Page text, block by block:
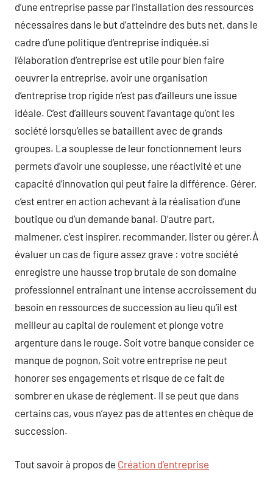
d’une entreprise passe par l’installation des ressources
nécessaires dans le but d’atteindre des buts net, dans le
cadre d’une politique d’entreprise indiquée.si
l’élaboration d’entreprise est utile pour bien faire
oeuvrer la entreprise, avoir une organisation
d’entreprise trop rigide n’est pas d’ailleurs une issue
idéale. C’est d’ailleurs souvent l’avantage qu’ont les
société lorsqu’elles se bataillent avec de grands
groupes. La souplesse de leur fonctionnement leurs
permets d’avoir une souplesse, une réactivité et une
capacité d’innovation qui peut faire la différence. Gérer,
c’est entrer en action achevant à la réalisation d’une
boutique ou d’un demande banal. D’autre part,
malmener, c’est inspirer, recommander, lister ou gérer.À
évaluer un cas de figure assez grave : votre société
enregistre une hausse trop brutale de son domaine
professionnel entraînant une intense accroissement du
besoin en ressources de succession au lieu qu’il est
meilleur au capital de roulement et plonge votre
argenture dans le rouge. Soit votre banque consider ce
manque de pognon, Soit votre entreprise ne peut
honorer ses engagements et risque de ce fait de
sombrer en ukase de réglement. Il se peut que dans
certains cas, vous n’ayez pas de attentes en chèque de
succession.
Tout savoir à propos de Création d’entreprise